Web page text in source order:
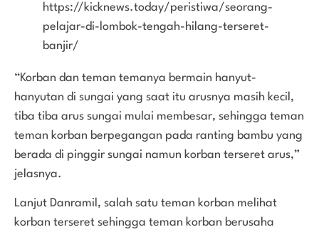
https://kicknews.today/peristiwa/seorang-
pelajar-di-lombok-tengah-hilang-terseret-
banjir/
“Korban dan teman temanya bermain hanyut-
hanyutan di sungai yang saat itu arusnya masih kecil,
tiba tiba arus sungai mulai membesar, sehingga teman
teman korban berpegangan pada ranting bambu yang
berada di pinggir sungai namun korban terseret arus,”
jelasnya.
Lanjut Danramil, salah satu teman korban melihat
korban terseret sehingga teman korban berusaha